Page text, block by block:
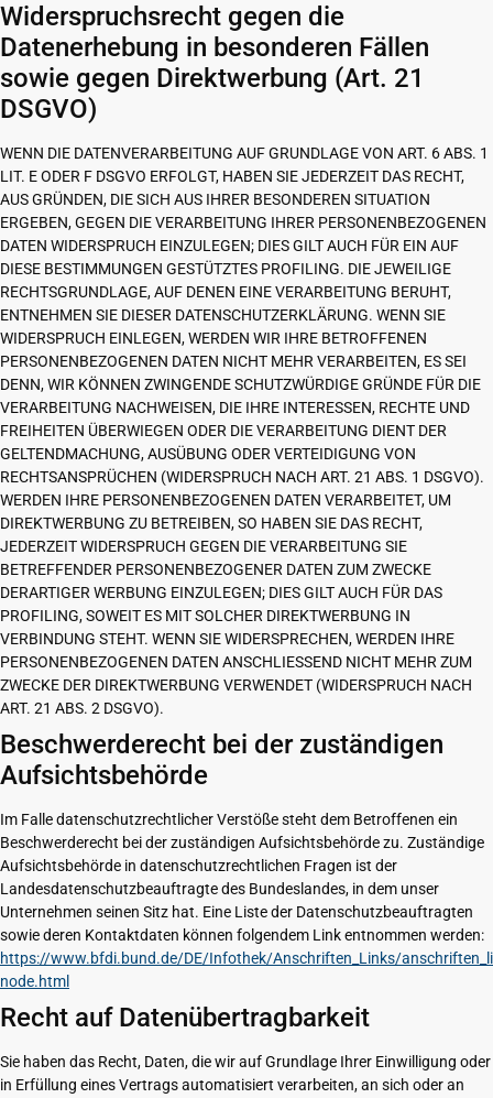
Widerspruchsrecht gegen die
Datenerhebung in besonderen Fällen
sowie gegen Direktwerbung (Art. 21
DSGVO)
WENN DIE DATENVERARBEITUNG AUF GRUNDLAGE VON ART. 6 ABS. 1
LIT. E ODER F DSGVO ERFOLGT, HABEN SIE JEDERZEIT DAS RECHT,
AUS GRÜNDEN, DIE SICH AUS IHRER BESONDEREN SITUATION
ERGEBEN, GEGEN DIE VERARBEITUNG IHRER PERSONENBEZOGENEN
DATEN WIDERSPRUCH EINZULEGEN; DIES GILT AUCH FÜR EIN AUF
DIESE BESTIMMUNGEN GESTÜTZTES PROFILING. DIE JEWEILIGE
RECHTSGRUNDLAGE, AUF DENEN EINE VERARBEITUNG BERUHT,
ENTNEHMEN SIE DIESER DATENSCHUTZERKLÄRUNG. WENN SIE
WIDERSPRUCH EINLEGEN, WERDEN WIR IHRE BETROFFENEN
PERSONENBEZOGENEN DATEN NICHT MEHR VERARBEITEN, ES SEI
DENN, WIR KÖNNEN ZWINGENDE SCHUTZWÜRDIGE GRÜNDE FÜR DIE
VERARBEITUNG NACHWEISEN, DIE IHRE INTERESSEN, RECHTE UND
FREIHEITEN ÜBERWIEGEN ODER DIE VERARBEITUNG DIENT DER
GELTENDMACHUNG, AUSÜBUNG ODER VERTEIDIGUNG VON
RECHTSANSPRÜCHEN (WIDERSPRUCH NACH ART. 21 ABS. 1 DSGVO).
WERDEN IHRE PERSONENBEZOGENEN DATEN VERARBEITET, UM
DIREKTWERBUNG ZU BETREIBEN, SO HABEN SIE DAS RECHT,
JEDERZEIT WIDERSPRUCH GEGEN DIE VERARBEITUNG SIE
BETREFFENDER PERSONENBEZOGENER DATEN ZUM ZWECKE
DERARTIGER WERBUNG EINZULEGEN; DIES GILT AUCH FÜR DAS
PROFILING, SOWEIT ES MIT SOLCHER DIREKTWERBUNG IN
VERBINDUNG STEHT. WENN SIE WIDERSPRECHEN, WERDEN IHRE
PERSONENBEZOGENEN DATEN ANSCHLIESSEND NICHT MEHR ZUM
ZWECKE DER DIREKTWERBUNG VERWENDET (WIDERSPRUCH NACH
ART. 21 ABS. 2 DSGVO).
Beschwerderecht bei der zuständigen
Aufsichtsbehörde
Im Falle datenschutzrechtlicher Verstöße steht dem Betroffenen ein
Beschwerderecht bei der zuständigen Aufsichtsbehörde zu. Zuständige
Aufsichtsbehörde in datenschutzrechtlichen Fragen ist der
Landesdatenschutzbeauftragte des Bundeslandes, in dem unser
Unternehmen seinen Sitz hat. Eine Liste der Datenschutzbeauftragten
sowie deren Kontaktdaten können folgendem Link entnommen werden:
https://www.bfdi.bund.de/DE/Infothek/Anschriften_Links/
node.html
Recht auf Datenübertragbarkeit
Sie haben das Recht, Daten, die wir auf Grundlage Ihrer Einwilligung oder
in Erfüllung eines Vertrags automatisiert verarbeiten, an sich oder an